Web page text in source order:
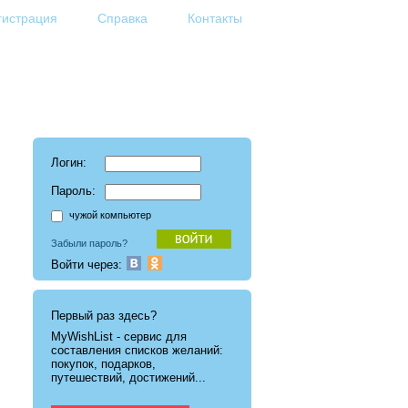
Справка Контакты
Логин:
Пароль:
чужой компьютер
Забыли пароль?
Войти через:
Первый раз здесь?
MyWishList - cервис для
составления списков желаний:
покупок, подарков,
путешествий, достижений...